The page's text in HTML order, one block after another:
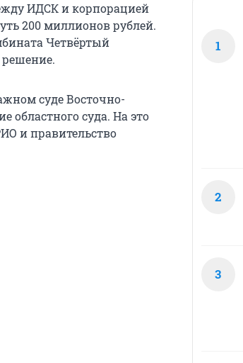
ИДСК и корпорацией
200 миллионов рублей.
Четвёртый
решение.
суде Восточно-
областного суда. На это
и правительство
1
2
3